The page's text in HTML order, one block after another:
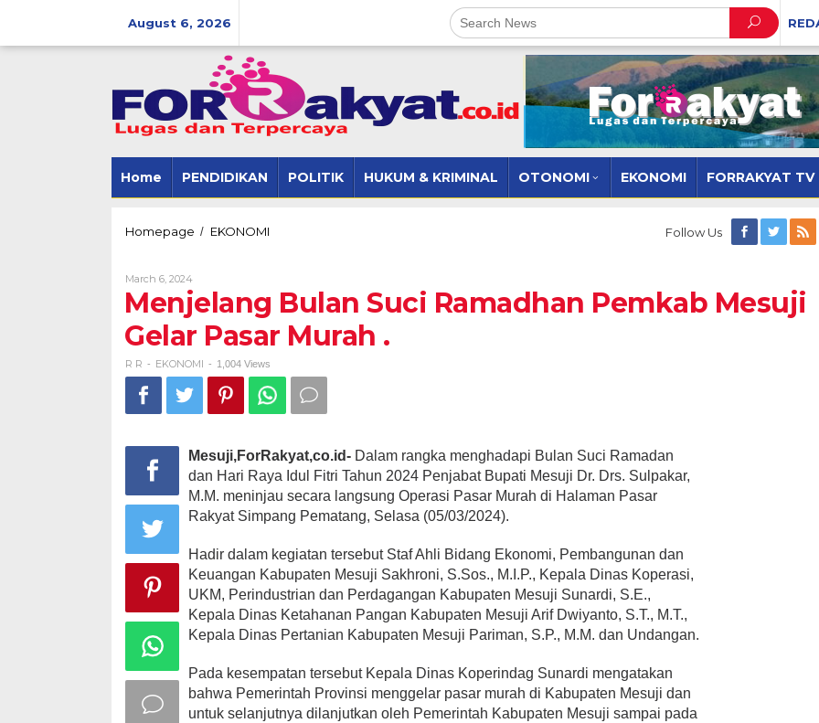
August 6, 2026
Home PENDIDIKAN POLITIK HUKUM & KRIMINAL OTONOMI EKONOMI FORRAKYAT TV
Homepage / EKONOMI
Pemkab
Mesuji
Gelar
Pasar
Murah
.
Follow Us
March 6, 2024By
R
R
Menjelang Bulan Suci Ramadhan Pemkab Mesuji
Gelar Pasar Murah .
R R - EKONOMI - 1,004 Views
Mesuji,ForRakyat,co.id- Dalam rangka menghadapi Bulan Suci Ramadan
dan Hari Raya Idul Fitri Tahun 2024 Penjabat Bupati Mesuji Dr. Drs. Sulpakar,
M.M. meninjau secara langsung Operasi Pasar Murah di Halaman Pasar
Rakyat Simpang Pematang, Selasa (05/03/2024).
Hadir dalam kegiatan tersebut Staf Ahli Bidang Ekonomi, Pembangunan dan
Keuangan Kabupaten Mesuji Sakhroni, S.Sos., M.I.P., Kepala Dinas Koperasi,
UKM, Perindustrian dan Perdagangan Kabupaten Mesuji Sunardi, S.E.,
Kepala Dinas Ketahanan Pangan Kabupaten Mesuji Arif Dwiyanto, S.T., M.T.,
Kepala Dinas Pertanian Kabupaten Mesuji Pariman, S.P., M.M. dan Undangan.
Pada kesempatan tersebut Kepala Dinas Koperindag Sunardi mengatakan
bahwa Pemerintah Provinsi menggelar pasar murah di Kabupaten Mesuji dan
untuk selanjutnya dilanjutkan oleh Pemerintah Kabupaten Mesuji sampai pada